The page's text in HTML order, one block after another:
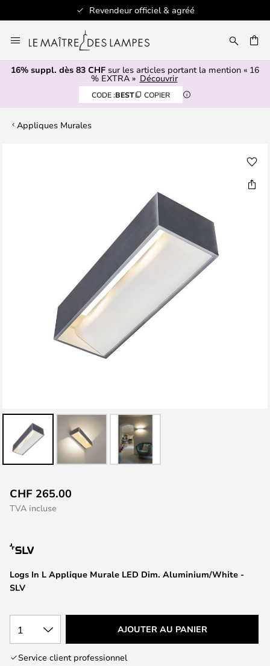
Revendeur officiel & agréé
au
contenu
16% suppl. dès 83 CHF sur les articles portant la mention « 16
% EXTRA » Découvrir
CODE :BEST COPIER
Appliques Murales
to
the
of
the
images
gallery
Logs In L Applique Murale LED Dim. Aluminium/White -
SLV
CHF 265.00
TVA incluse
1 AJOUTER AU PANIER
Service client professionnel